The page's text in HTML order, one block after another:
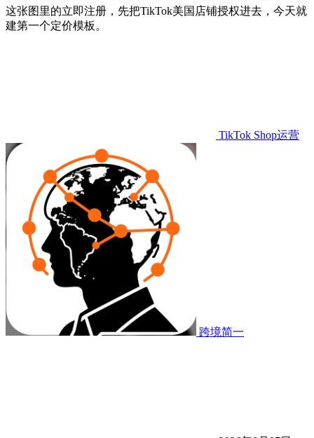
这张图里的立即注册，先把TikTok美国店铺授权进去，今天就
建第一个定价模板。
TikTok Shop运营
跨境简一